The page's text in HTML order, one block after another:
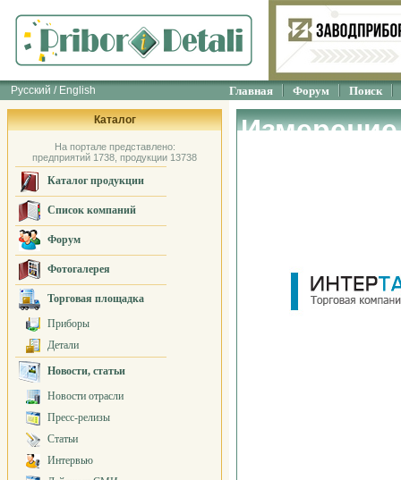
Русский / English Главная Форум Поиск
Каталог
На портале представлено:
предприятий 1738, продукции 13738
Каталог продукции
Список компаний
Форум
Фотогалерея
Торговая площадка
Приборы
Детали
Новости, статьи
Новости отрасли
Пресс-релизы
Статьи
Интервью